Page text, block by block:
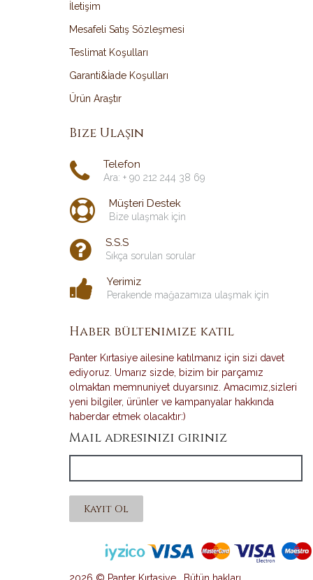
İletişim
Mesafeli Satış Sözleşmesi
Teslimat Koşulları
Garanti&İade Koşulları
Ürün Araştır
Bize Ulaşın
Telefon
Ara: + 90 212 244 38 69
Müşteri Destek
Bize ulaşmak için
S.S.S
Sıkça sorulan sorular
Yerimiz
Perakende mağazamıza ulaşmak için
Haber bültenimize katıl
Panter Kırtasiye ailesine katılmanız için sizi davet
ediyoruz. Umarız sizde, bizim bir parçamız
olmaktan memnuniyet duyarsınız. Amacımız,sizleri
yeni bilgiler, ürünler ve kampanyalar hakkında
haberdar etmek olacaktır:)
Mail adresinizi giriniz
Kayıt Ol